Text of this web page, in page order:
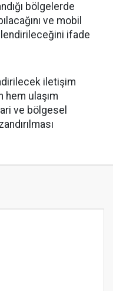
bölgelerde
ve mobil
ifade
iletişim
hem ulaşım
ve bölgesel